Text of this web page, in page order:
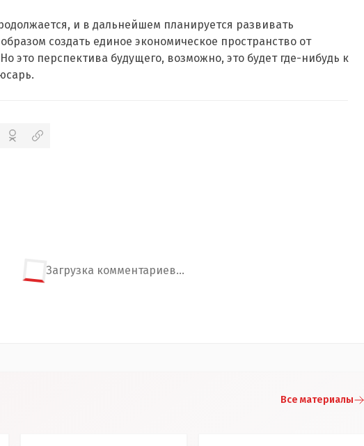
и в дальнейшем планируется развивать
создать единое экономическое пространство от
это перспектива будущего, возможно, это будет где-нибудь к
Загрузка комментариев...
Все материалы